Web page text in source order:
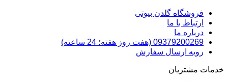
فروشگاه گلدن بیوتی
ارتباط با ما
درباره ما
09379200269 (هفت روز هفته؛ 24 ساعته)
رویه ارسال سفارش
خدمات مشتریان